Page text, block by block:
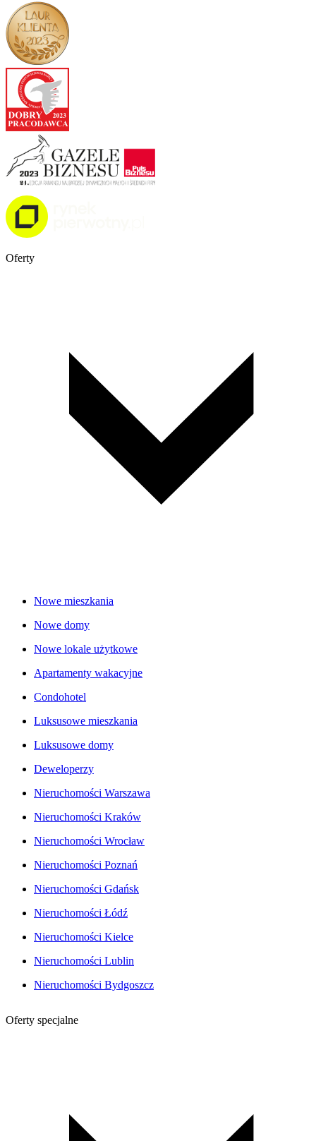
Oferty
Nowe mieszkania
Nowe domy
Nowe lokale użytkowe
Apartamenty wakacyjne
Condohotel
Luksusowe mieszkania
Luksusowe domy
Deweloperzy
Nieruchomości Warszawa
Nieruchomości Kraków
Nieruchomości Wrocław
Nieruchomości Poznań
Nieruchomości Gdańsk
Nieruchomości Łódź
Nieruchomości Kielce
Nieruchomości Lublin
Nieruchomości Bydgoszcz
Oferty specjalne